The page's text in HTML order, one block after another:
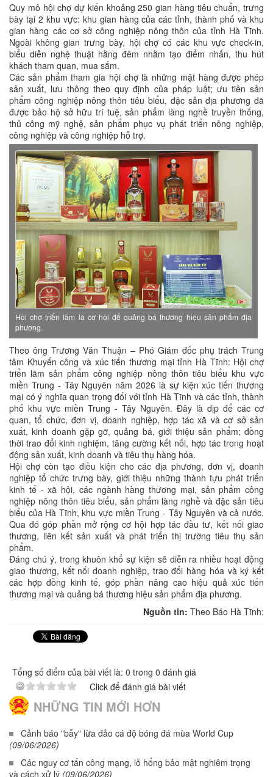
Quy mô hội chợ dự kiến khoảng 250 gian hàng tiêu chuẩn, trưng
bày tại 2 khu vực: khu gian hàng của các tỉnh, thành phố và khu
gian hàng các cơ sở công nghiệp nông thôn của tỉnh Hà Tĩnh.
Ngoài không gian trưng bày, hội chợ có các khu vực check-in,
biểu diễn nghệ thuật hằng đêm nhằm tạo điểm nhấn, thu hút
khách tham quan, mua sắm.
Các sản phẩm tham gia hội chợ là những mặt hàng được phép
sản xuất, lưu thông theo quy định của pháp luật; ưu tiên sản
phẩm công nghiệp nông thôn tiêu biểu, đặc sản địa phương đã
được bảo hộ sở hữu trí tuệ, sản phẩm làng nghề truyền thống,
thủ công mỹ nghệ, sản phẩm phục vụ phát triển nông nghiệp,
công nghiệp và công nghiệp hỗ trợ.
Hội chợ triển lãm là cơ hội để quảng bá thương hiệu sản phẩm địa
phương.
Theo ông Trương Văn Thuận – Phó Giám đốc phụ trách Trung
tâm Khuyến công và xúc tiến thương mại tỉnh Hà Tĩnh: Hội chợ
triển lãm sản phẩm công nghiệp nông thôn tiêu biểu khu vực
miền Trung - Tây Nguyên năm 2026 là sự kiện xúc tiến thương
mại có ý nghĩa quan trọng đối với tỉnh Hà Tĩnh và các tỉnh, thành
phố khu vực miền Trung - Tây Nguyên. Đây là dịp để các cơ
quan, tổ chức, đơn vị, doanh nghiệp, hợp tác xã và cơ sở sản
xuất, kinh doanh gặp gỡ, quảng bá, giới thiệu sản phẩm; đồng
thời trao đổi kinh nghiệm, tăng cường kết nối, hợp tác trong hoạt
động sản xuất, kinh doanh và tiêu thụ hàng hóa.
Hội chợ còn tạo điều kiện cho các địa phương, đơn vị, doanh
nghiệp tổ chức trưng bày, giới thiệu những thành tựu phát triển
kinh tế - xã hội, các ngành hàng thương mại, sản phẩm công
nghiệp nông thôn tiêu biểu, sản phẩm làng nghề và đặc sản tiêu
biểu của Hà Tĩnh, khu vực miền Trung - Tây Nguyên và cả nước.
Qua đó góp phần mở rộng cơ hội hợp tác đầu tư, kết nối giao
thương, liên kết sản xuất và phát triển thị trường tiêu thụ sản
phẩm.
Đáng chú ý, trong khuôn khổ sự kiện sẽ diễn ra nhiều hoạt động
giao thương, kết nối doanh nghiệp, trao đổi hàng hóa và ký kết
các hợp đồng kinh tế, góp phần nâng cao hiệu quả xúc tiến
thương mại và quảng bá thương hiệu sản phẩm địa phương.
Nguồn tin: Theo Báo Hà Tĩnh:
Tổng số điểm của bài viết là: 0 trong 0 đánh giá
Click để đánh giá bài viết
NHỮNG TIN MỚI HƠN
Cảnh báo "bẫy" lừa đảo cá độ bóng đá mùa World Cup
(09/06/2026)
Các nguy cơ tấn công mạng, lỗ hổng bảo mật nghiêm trọng
và cách xử lý (09/06/2026)